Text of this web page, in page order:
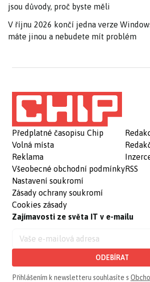
jsou důvody, proč byste měli
V říjnu 2026 končí jedna verze
máte jinou a nebudete mít problém
Předplatné časopisu Chip
Volná místa
Reklama
Všeobecné obchodní podmínky
Nastavení soukromí
Zásady ochrany soukromí
Cookies zásady
RSS
Zajímavosti ze světa IT v e-mailu
ODEBÍRAT
Přihlášením k newsletteru souhlasíte s